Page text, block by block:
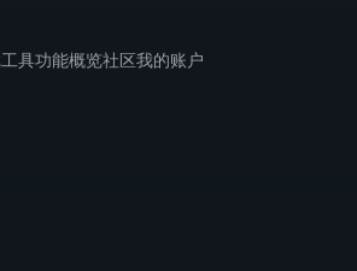
具功能概览社区我的账户